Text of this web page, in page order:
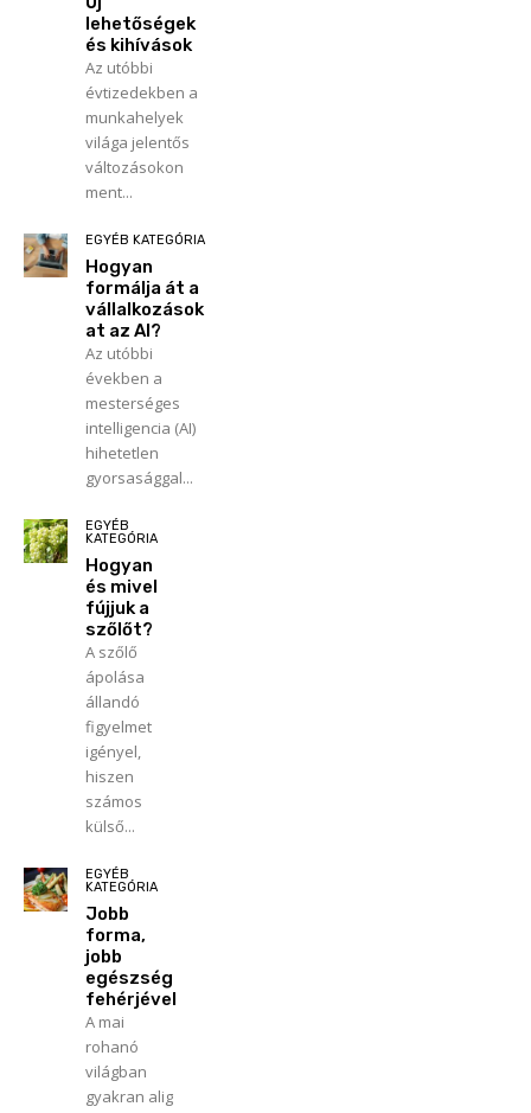
lehetőségek
és kihívások
Az utóbbi
évtizedekben a
munkahelyek
világa jelentős
változásokon
ment...
EGYÉB KATEGÓRIA
Hogyan
formálja át a
vállalkozások
at az AI?
Az utóbbi
években a
mesterséges
intelligencia (AI)
hihetetlen
gyorsasággal...
EGYÉB
KATEGÓRIA
Hogyan
és mivel
fújjuk a
szőlőt?
A szőlő
ápolása
állandó
figyelmet
igényel,
hiszen
számos
külső...
EGYÉB
KATEGÓRIA
Jobb
forma,
jobb
egészség
fehérjével
A mai
rohanó
világban
gyakran alig